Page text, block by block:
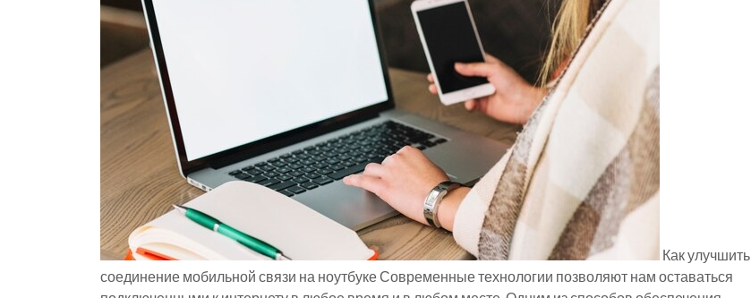
Как улучшить
соединение мобильной связи на ноутбуке Современные технологии позволяют нам оставаться